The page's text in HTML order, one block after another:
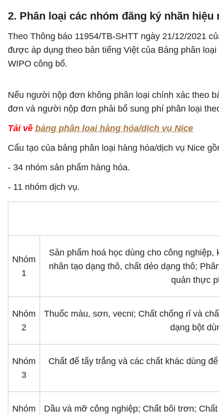
2. Phân loại các nhóm đăng ký nhãn hiệu
Theo Thông báo 11954/TB-SHTT ngày 21/12/2021
được áp dụng theo bản tiếng Việt của Bảng phân
WIPO công bố.
Nếu người nộp đơn không phân loại chính xác theo
đơn và người nộp đơn phải bổ sung phí phân loại
Tải về bảng phân loại hàng hóa/dịch vụ Nice
Cấu tạo của bảng phân loại hàng hóa/dịch vụ Nice
- 34 nhóm sản phẩm hàng hóa.
- 11 nhóm dịch vụ.
Nhóm
1
Sản phẩm hoá học dùng cho công
nhân tạo dạng thô, chất dẻo dạng thô;
quản thực
Nhóm
2
Thuốc màu, sơn, vecni; Chất chống rỉ và
dạng bột
Nhóm
3
Chất để tẩy trắng và các chất khác dùng
Nhóm
Dầu và mỡ công nghiệp; Chất bôi trơn;